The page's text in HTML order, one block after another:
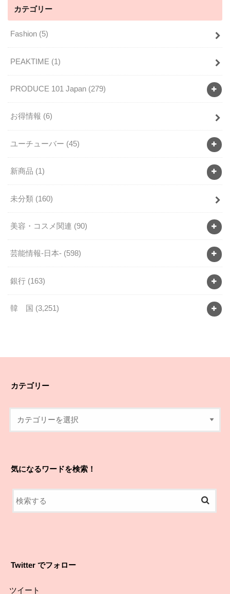
カテゴリー
Fashion (5)
PEAKTIME (1)
PRODUCE 101 Japan (279)
お得情報 (6)
ユーチューバー (45)
新商品 (1)
未分類 (160)
美容・コスメ関連 (90)
芸能情報-日本- (598)
銀行 (163)
韓 国 (3,251)
カテゴリー
気になるワードを検索！
Twitter でフォロー
ツイート